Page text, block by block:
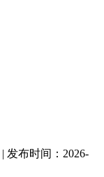
| 发布时间：2026-